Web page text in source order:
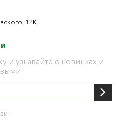
12К
и узнавайте о новинках и